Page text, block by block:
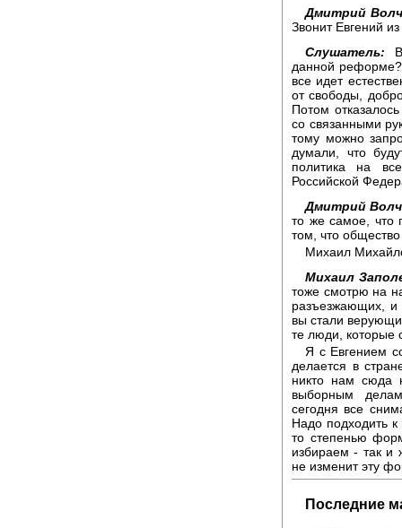
Дмитрий
Звонит Евгений
Слушатель:
данной реформе?
все идет
от свободы,
Потом
со связанными
тому можно
думали, что
политика на
Российской
Дмитрий
то же самое, что
том, что
Михаил
Михаил
тоже смотрю на
разъезжающих,
вы стали
те люди, которые
Я с Евгением
делается в
никто нам сюда
выборным
сегодня все
Надо подходить
то степенью
избираем - так и
не изменит эту
Последние